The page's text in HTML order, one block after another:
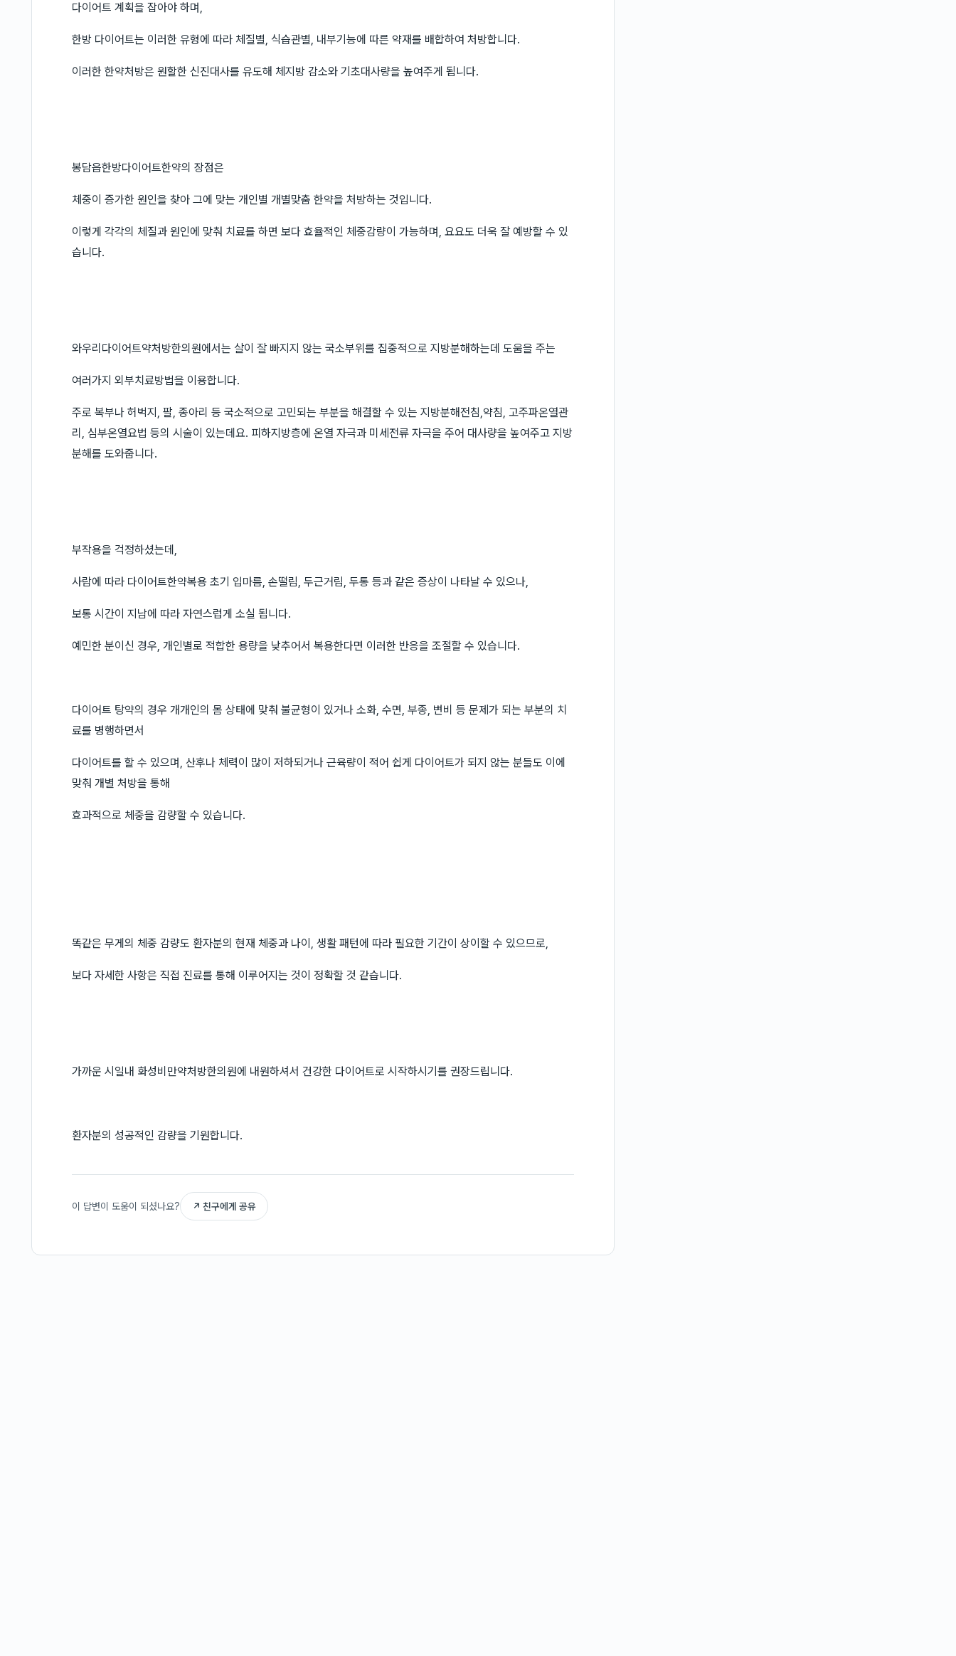
다이어트 계획을 잡아야 하며,
한방 다이어트는 이러한 유형에 따라 체질별, 식습관별, 내부기능에 따른 약재를 배합하여 처방합니다.
이러한 한약처방은 원할한 신진대사를 유도해 체지방 감소와 기초대사량을 높여주게 됩니다.
봉담읍한방다이어트한약의 장점은
체중이 증가한 원인을 찾아 그에 맞는 개인별 개별맞춤 한약을 처방하는 것입니다.
이렇게 각각의 체질과 원인에 맞춰 치료를 하면 보다 효율적인 체중감량이 가능하며, 요요도 더욱 잘 예방할 수 있
습니다.
와우리다이어트약처방한의원에서는 살이 잘 빠지지 않는 국소부위를 집중적으로 지방분해하는데 도움을 주는
여러가지 외부치료방법을 이용합니다.
주로 복부나 허벅지, 팔, 종아리 등 국소적으로 고민되는 부분을 해결할 수 있는 지방분해전침,약침, 고주파온열관
리, 심부온열요법 등의 시술이 있는데요. 피하지방층에 온열 자극과 미세전류 자극을 주어 대사량을 높여주고 지방
분해를 도와줍니다.
부작용을 걱정하셨는데,
사람에 따라 다이어트한약복용 초기 입마름, 손떨림, 두근거림, 두통 등과 같은 증상이 나타날 수 있으나,
보통 시간이 지남에 따라 자연스럽게 소실 됩니다.
예민한 분이신 경우, 개인별로 적합한 용량을 낮추어서 복용한다면 이러한 반응을 조절할 수 있습니다.
다이어트 탕약의 경우 개개인의 몸 상태에 맞춰 불균형이 있거나 소화, 수면, 부종, 변비 등 문제가 되는 부분의 치
료를 병행하면서
다이어트를 할 수 있으며, 산후나 체력이 많이 저하되거나 근육량이 적어 쉽게 다이어트가 되지 않는 분들도 이에
맞춰 개별 처방을 통해
효과적으로 체중을 감량할 수 있습니다.
똑같은 무게의 체중 감량도 환자분의 현재 체중과 나이, 생활 패턴에 따라 필요한 기간이 상이할 수 있으므로,
보다 자세한 사항은 직접 진료를 통해 이루어지는 것이 정확할 것 같습니다.
가까운 시일내 화성비만약처방한의원에 내원하셔서 건강한 다이어트로 시작하시기를 권장드립니다.
환자분의 성공적인 감량을 기원합니다.
이 답변이 도움이 되셨나요? ↗ 친구에게 공유